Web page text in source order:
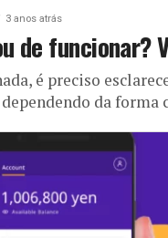
3 anos atrás
de
é preciso
da forma